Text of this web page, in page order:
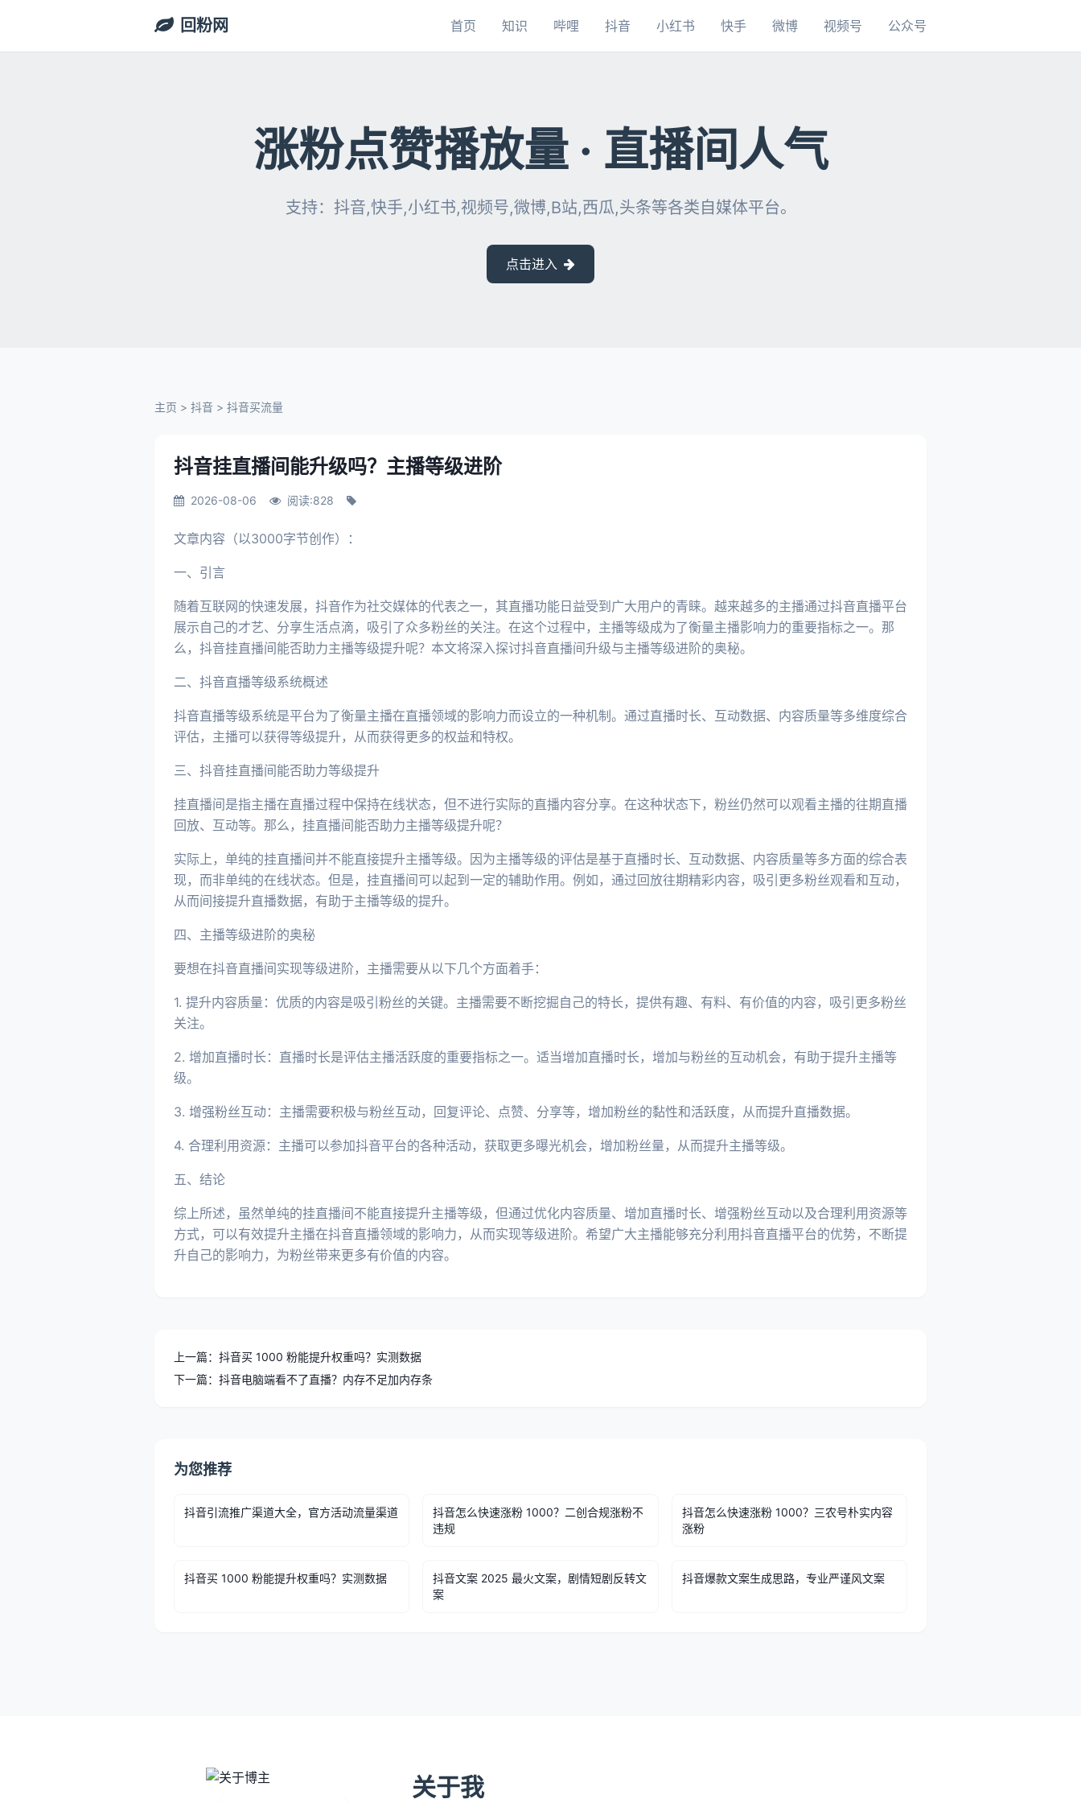
回粉网 首页 知识 哔哩 抖音 小红书 快手 微博 视频号 公众号
涨粉点赞播放量 · 直播间人气
支持：抖音,快手,小红书,视频号,微博,B站,西瓜,头条等各类自媒体平台。
点击进入
主页 > 抖音 > 抖音买流量
抖音挂直播间能升级吗？主播等级进阶
2026-08-06 阅读:828
文章内容（以3000字节创作）：
一、引言
随着互联网的快速发展，抖音作为社交媒体的代表之一，其直播功能日益受到广大用户的青睐。越来越多的主播通过抖音直播平台
展示自己的才艺、分享生活点滴，吸引了众多粉丝的关注。在这个过程中，主播等级成为了衡量主播影响力的重要指标之一。那
么，抖音挂直播间能否助力主播等级提升呢？本文将深入探讨抖音直播间升级与主播等级进阶的奥秘。
二、抖音直播等级系统概述
抖音直播等级系统是平台为了衡量主播在直播领域的影响力而设立的一种机制。通过直播时长、互动数据、内容质量等多维度综合
评估，主播可以获得等级提升，从而获得更多的权益和特权。
三、抖音挂直播间能否助力等级提升
挂直播间是指主播在直播过程中保持在线状态，但不进行实际的直播内容分享。在这种状态下，粉丝仍然可以观看主播的往期直播
回放、互动等。那么，挂直播间能否助力主播等级提升呢？
实际上，单纯的挂直播间并不能直接提升主播等级。因为主播等级的评估是基于直播时长、互动数据、内容质量等多方面的综合表
现，而非单纯的在线状态。但是，挂直播间可以起到一定的辅助作用。例如，通过回放往期精彩内容，吸引更多粉丝观看和互动，
从而间接提升直播数据，有助于主播等级的提升。
四、主播等级进阶的奥秘
要想在抖音直播间实现等级进阶，主播需要从以下几个方面着手：
1. 提升内容质量：优质的内容是吸引粉丝的关键。主播需要不断挖掘自己的特长，提供有趣、有料、有价值的内容，吸引更多粉丝
关注。
2. 增加直播时长：直播时长是评估主播活跃度的重要指标之一。适当增加直播时长，增加与粉丝的互动机会，有助于提升主播等
级。
3. 增强粉丝互动：主播需要积极与粉丝互动，回复评论、点赞、分享等，增加粉丝的黏性和活跃度，从而提升直播数据。
4. 合理利用资源：主播可以参加抖音平台的各种活动，获取更多曝光机会，增加粉丝量，从而提升主播等级。
五、结论
综上所述，虽然单纯的挂直播间不能直接提升主播等级，但通过优化内容质量、增加直播时长、增强粉丝互动以及合理利用资源等
方式，可以有效提升主播在抖音直播领域的影响力，从而实现等级进阶。希望广大主播能够充分利用抖音直播平台的优势，不断提
升自己的影响力，为粉丝带来更多有价值的内容。
上一篇：抖音买 1000 粉能提升权重吗？实测数据
下一篇：抖音电脑端看不了直播？内存不足加内存条
为您推荐
抖音引流推广渠道大全，官方活动流量渠道
抖音怎么快速涨粉 1000？二创合规涨粉不
违规
抖音怎么快速涨粉 1000？三农号朴实内容
涨粉
抖音买 1000 粉能提升权重吗？实测数据
抖音文案 2025 最火文案，剧情短剧反转文
案
抖音爆款文案生成思路，专业严谨风文案
关于我